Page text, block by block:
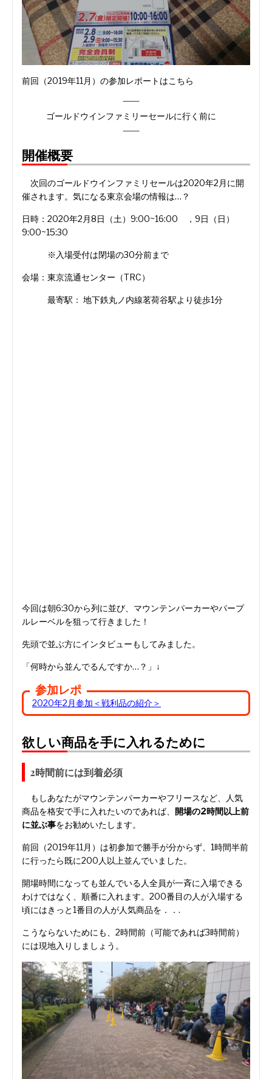
前回（2019年11月）の参加レポートはこちら
ゴールドウインファミリーセールに行く前に
開催概要
次回のゴールドウインファミリセールは2020年2月に開
催されます。気になる東京会場の情報は…？
日時：2020年2月8日（土）9:00~16:00 ，9日（日）
9:00~15:30
※入場受付は閉場の30分前まで
会場：東京流通センター（TRC）
最寄駅： 地下鉄丸ノ内線茗荷谷駅より徒歩1分
今回は朝6:30から列に並び、マウンテンパーカーやパープ
ルレーベルを狙って行きました！
先頭で並ぶ方にインタビューもしてみました。
「何時から並んでるんですか…？」↓
参加レポ
2020年2月参加＜戦利品の紹介＞
欲しい商品を手に入れるために
2時間前には到着必須
もしあなたがマウンテンパーカーやフリースなど、人気
商品を格安で手に入れたいのであれば、 開場の2時間以上前
に並ぶ事をお勧めいたします。
前回（2019年11月）は初参加で勝手が分からず、1時間半前
に行ったら既に200人以上並んでいました。
開場時間になっても並んでいる人全員が一斉に入場できる
わけではなく、順番に入れます。200番目の人が入場する
頃にはきっと1番目の人が人気商品を．．.
こうならないためにも、2時間前（可能であれば3時間前）
には現地入りしましょう。